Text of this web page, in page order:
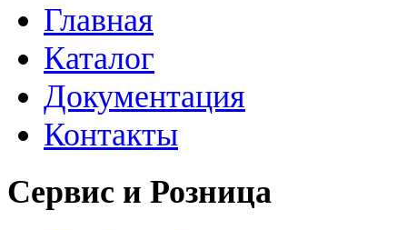
Главная
Каталог
Документация
Контакты
Сервис и Розница